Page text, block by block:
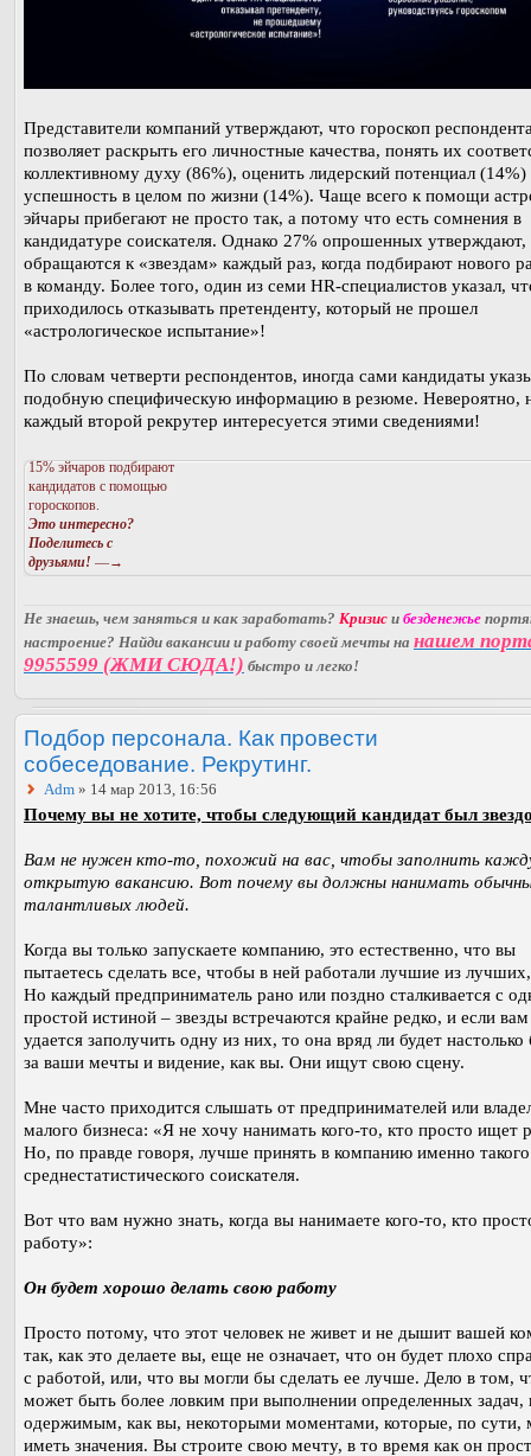
Представители компаний утверждают, что гороскоп
позволяет раскрыть его личностные качества, понять их
коллективному духу (86%), оценить лидерский потенциал (14%)
успешность в целом по жизни (14%). Чаще всего к помощи
эйчары прибегают не просто так, а потому что есть сомнения в
кандидатуре соискателя. Однако 27% опрошенных утверждают,
обращаются к «звездам» каждый раз, когда подбирают нового
в команду. Более того, один из семи HR-специалистов указал,
приходилось отказывать претенденту, который не прошел
«астрологическое испытание»!
По словам четверти респондентов, иногда сами кандидаты
подобную специфическую информацию в резюме. Невероятно,
каждый второй рекрутер интересуется этими сведениями!
15% эйчаров подбирают
кандидатов с помощью
гороскопов.
Это интересно?
Поделитесь с
друзьями! —→
Не знаешь, чем заняться и как заработать? Кризис и безденежье
настроение? Найди вакансии и работу своей мечты на нашем
9955599 (ЖМИ СЮДА!) быстро и легко!
Подбор персонала. Как провести
собеседование. Рекрутинг.
Adm » 14 мар 2013, 16:56
Почему вы не хотите, чтобы следующий кандидат был
Вам не нужен кто-то, похожий на вас, чтобы заполнить
открытую вакансию. Вот почему вы должны нанимать
талантливых людей.
Когда вы только запускаете компанию, это естественно, что вы
пытаетесь сделать все, чтобы в ней работали лучшие из
Но каждый предприниматель рано или поздно сталкивается с
простой истиной – звезды встречаются крайне редко, и если вам
удается заполучить одну из них, то она вряд ли будет настолько
за ваши мечты и видение, как вы. Они ищут свою сцену.
Мне часто приходится слышать от предпринимателей или
малого бизнеса: «Я не хочу нанимать кого-то, кто просто ищет
Но, по правде говоря, лучше принять в компанию именно такого
среднестатистического соискателя.
Вот что вам нужно знать, когда вы нанимаете кого-то, кто
работу»:
Он будет хорошо делать свою работу
Просто потому, что этот человек не живет и не дышит вашей
так, как это делаете вы, еще не означает, что он будет плохо
с работой, или, что вы могли бы сделать ее лучше. Дело в том,
может быть более ловким при выполнении определенных задач,
одержимым, как вы, некоторыми моментами, которые, по сути,
иметь значения. Вы строите свою мечту, в то время как он